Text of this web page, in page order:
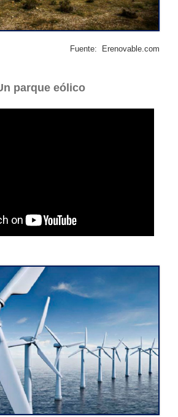
Fuente: Erenovable.com
parque eólico